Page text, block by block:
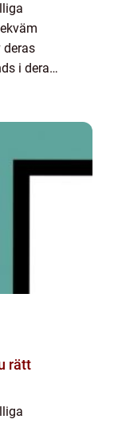
deras
i deras